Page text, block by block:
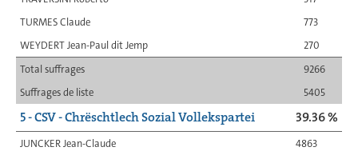
TURMES Claude
773
WEYDERT Jean-Paul dit Jemp
270
Total suffrages
9266
Suffrages de liste
5405
5 - CSV - Chrëschtlech Sozial Vollekspartei 39.36 %
JUNCKER Jean-Claude
4863